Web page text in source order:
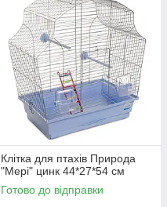
Клітка для птахів Природа
"Мері" цинк 44*27*54 см
Готово до відправки